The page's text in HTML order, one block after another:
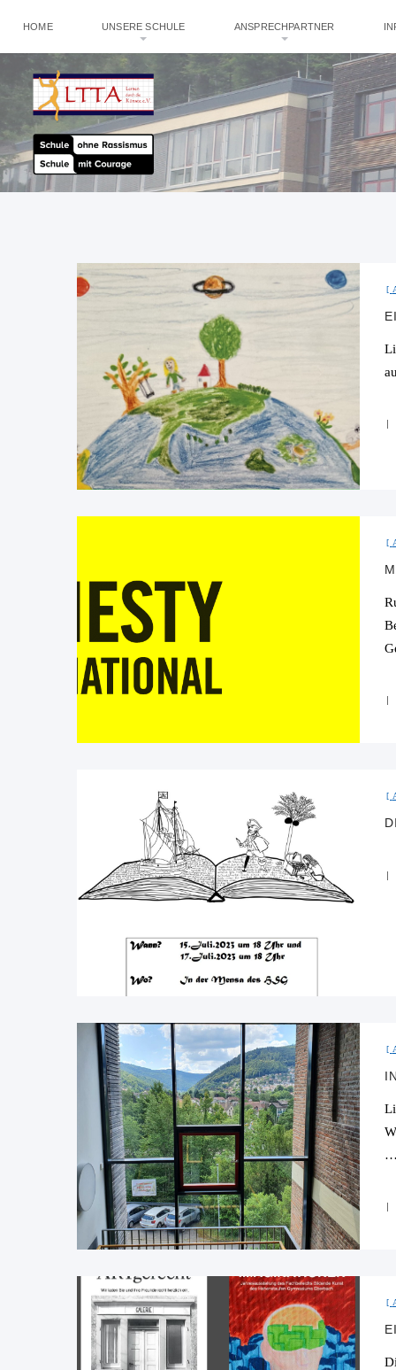
HOME UNSERE SCHULE ANSPRECHPARTNER